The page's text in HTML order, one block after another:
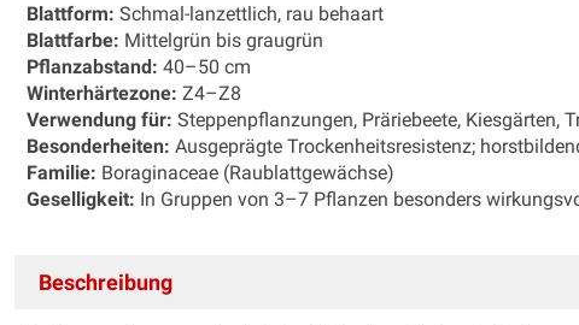
Blattform: Schmal-lanzettlich, rau behaart
Blattfarbe: Mittelgrün bis graugrün
Pflanzabstand: 40–50 cm
Winterhärtezone: Z4–Z8
Verwendung für: Steppenpflanzungen, Präriebeete, Kiesgärten,
Besonderheiten: Ausgeprägte Trockenheitsresistenz;
Familie: Boraginaceae (Raublattgewächse)
Geselligkeit: In Gruppen von 3–7 Pflanzen besonders
Beschreibung